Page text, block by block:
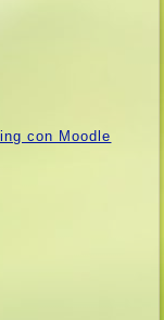
con Moodle